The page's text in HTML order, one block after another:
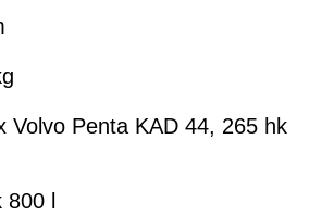
Volvo Penta KAD 44, 265 hk
l